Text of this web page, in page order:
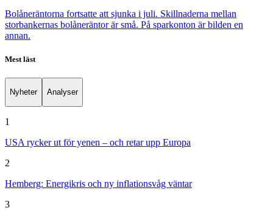
Bolåneräntorna fortsatte att sjunka i juli. Skillnaderna mellan
storbankernas bolåneräntor är små. På sparkonton är bilden en
annan.
Mest läst
Nyheter Analyser
1
USA rycker ut för yenen – och retar upp Europa
2
Hemberg: Energikris och ny inflationsvåg väntar
3